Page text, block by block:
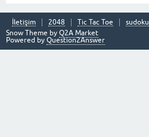
İletişim 2048 Tic Tac Toe sudoku
Snow Theme by Q2A Market
Powered by Question2Answer